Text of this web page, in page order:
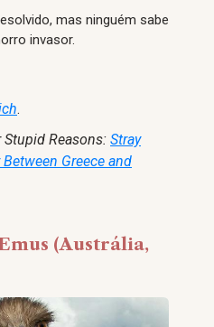
mas ninguém sabe
invasor.
.
Reasons: Stray
Greece and
(Austrália,